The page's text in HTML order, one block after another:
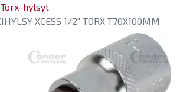
Torx-hylsyt
XCESS 1/2" TORX T70X100MM